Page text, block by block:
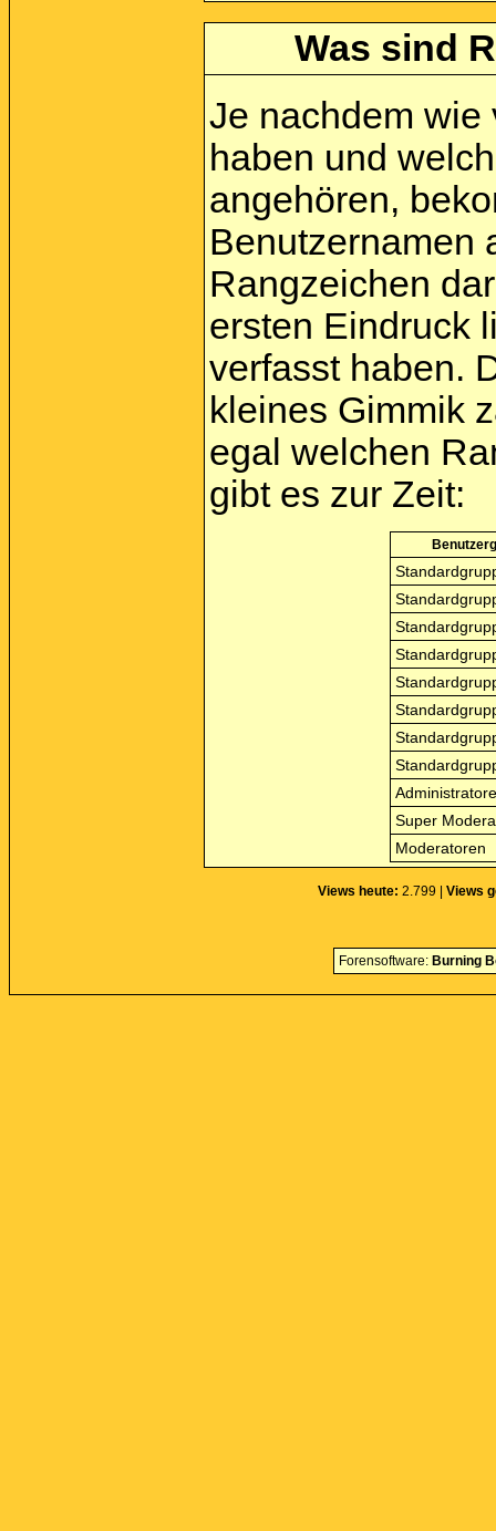
Was sind
Je nachdem wie
haben und
angehören,
Benutzernamen
Rangzeichen
ersten Eindruck
verfasst haben.
kleines Gimmik
egal welchen
gibt es zur Zeit:
Super
Moderatoren
Views heute: 2.799 | Views
Forensoftware: Burning